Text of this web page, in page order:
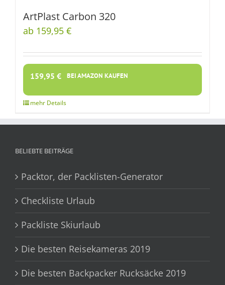
ArtPlast Carbon 320
ab 159,95 €
159,95 € BEI AMAZON KAUFEN
BELIEBTE BEITRÄGE
Packtor, der Packlisten-Generator
Checkliste Urlaub
Packliste Skiurlaub
Die besten Reisekameras 2019
Die besten Backpacker Rucksäcke 2019